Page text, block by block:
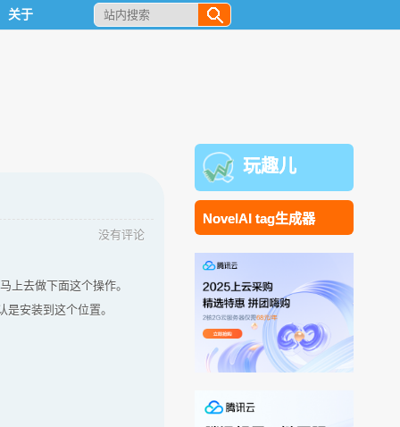
关于
没有评论
上去做下面这个操作。
安装到这个位置。
玩趣儿
NovelAI tag生成器